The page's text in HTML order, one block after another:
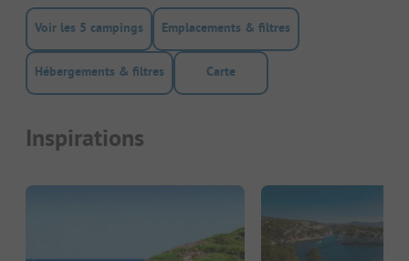
Voir les 5 campings Emplacements & filtres
Hébergements & filtres Carte
Inspirations